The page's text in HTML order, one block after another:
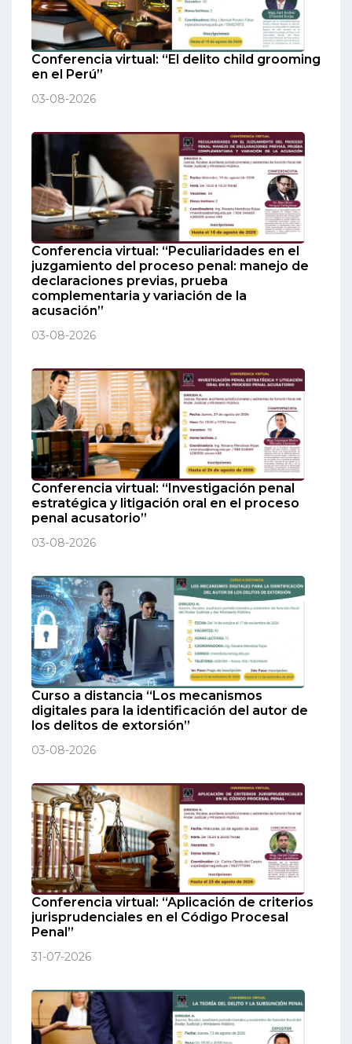
Conferencia virtual: “El delito child grooming
en el Perú”
03-08-2026
Conferencia virtual: “Peculiaridades en el
juzgamiento del proceso penal: manejo de
declaraciones previas, prueba
complementaria y variación de la
acusación”
03-08-2026
Conferencia virtual: “Investigación penal
estratégica y litigación oral en el proceso
penal acusatorio”
03-08-2026
Curso a distancia “Los mecanismos
digitales para la identificación del autor de
los delitos de extorsión”
03-08-2026
Conferencia virtual: “Aplicación de criterios
jurisprudenciales en el Código Procesal
Penal”
31-07-2026